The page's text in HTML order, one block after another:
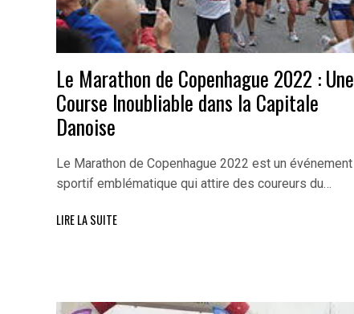
Le Marathon de Copenhague 2022 : Une
Course Inoubliable dans la Capitale
Danoise
Le Marathon de Copenhague 2022 est un événement
sportif emblématique qui attire des coureurs du…
LIRE LA SUITE